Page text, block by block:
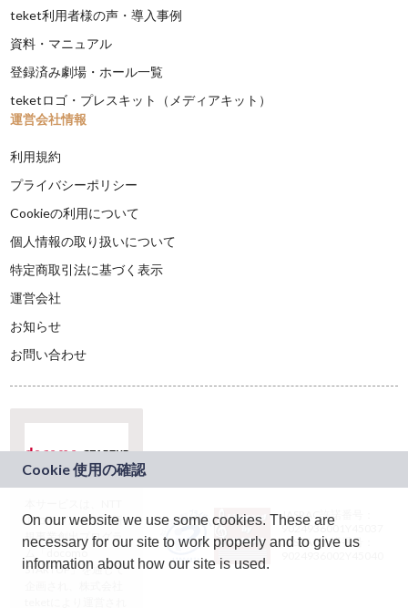
teket利用者様の声・導入事例
資料・マニュアル
登録済み劇場・ホール一覧
teketロゴ・プレスキット（メディアキット）
運営会社情報
利用規約
プライバシーポリシー
Cookieの利用について
個人情報の取り扱いについて
特定商取引法に基づく表示
運営会社
お知らせ
お問い合わせ
ドコモグループの新
規事業創出プログラ
ム「docomo
STARTUP」を通じて
JASRAC許諾番号：
9024936001Y45037
JASRAC許諾番号：
On our website we use some cookies. These are
necessary for our site to work properly and to give us
information about how our site is used.